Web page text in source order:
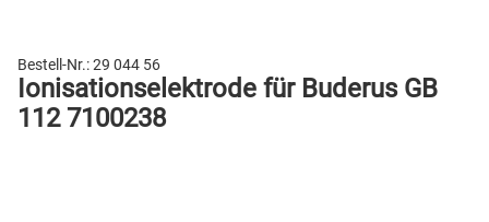
Bestell-Nr.:29 044 56
Ionisationselektrode für Buderus GB
112 7100238